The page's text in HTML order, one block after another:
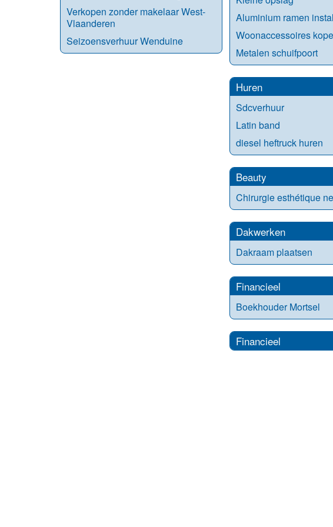
Verkopen zonder makelaar West-
Vlaanderen
Seizoensverhuur Wenduine
Aluminium ramen
Woonaccessoires
Metalen schuifpoort
Huren
Sdcverhuur
Latin band
diesel heftruck huren
Beauty
Chirurgie esthétique
Dakwerken
Dakraam plaatsen
Financieel
Boekhouder Mortsel
Financieel